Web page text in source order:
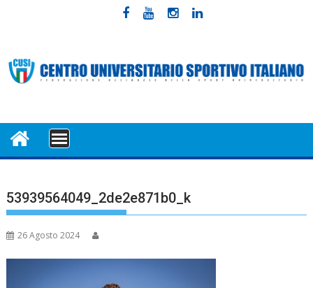
MENU
53939564049_2de2e871b0_k
26 Agosto 2024